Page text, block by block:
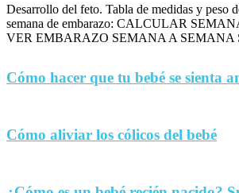
Desarrollo del feto. Tabla de medidas y peso
semana de embarazo: CALCULAR
VER EMBARAZO SEMANA A SEMANA
Cómo hacer que tu bebé se sienta
Cómo aliviar los cólicos del bebé